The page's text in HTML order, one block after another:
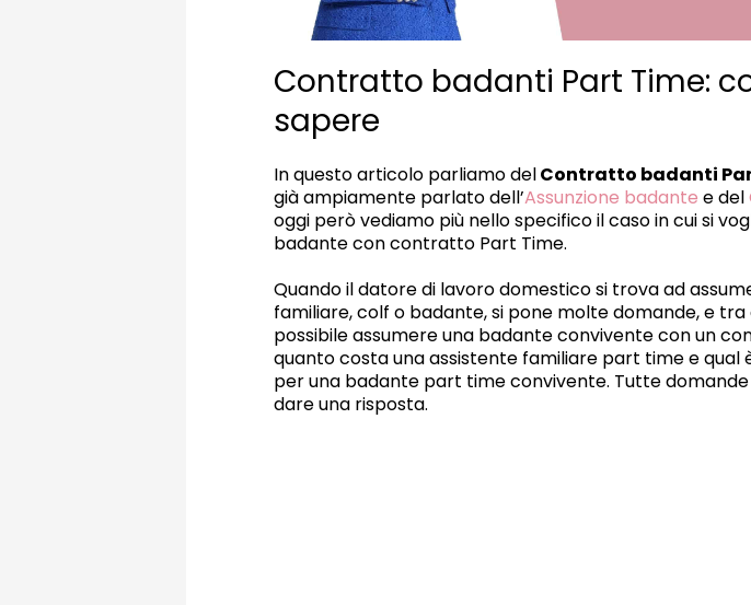
Contratto badanti Part Time:
sapere
In questo articolo parliamo delContratto badanti
già ampiamente parlato dell’Assunzione badante e del
oggi però vediamo più nello specifico il caso in cui si
badante con contratto Part Time.
Quando il datore di lavoro domestico si trova ad
familiare, colf o badante, si pone molte domande, e
possibile assumere una badante convivente con un
quanto costa una assistente familiare part time e qual
per una badante part time convivente. Tutte
dare una risposta.